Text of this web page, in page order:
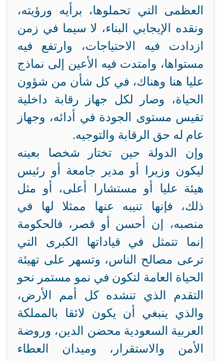
العظمى التي تحملوها، برأيه ورؤيته،
ونقده الإيجابي البناء، لا سيما في زمن
ازدادت فيه الاحتياجات، وارتفع فيه
مستواها، وامتدت فيه الأعين إلى نماذج
عليا هنا وهناك، في كل شأن من شؤون
الحياة، وصار لكل جهاز رقابة داخلية
تقيس مستوى الجودة في أدائه، وجهاز
عام له حق الرقابة والتوجيه.
وإن الدولة حين تختار شخصا بعينه
ليكون وزيرا أو مدير جامعة أو رئيس
هيئة عليا أو مستشارا أعلى، أو مثل
ذلك، فإنها تنيبه عنها ممثلا لها في
منصبه، إن أحسن أو قصر، فالحكومة
إنما تتمثل في قياداتها الكبرى التي
ترعى مصالح الناس، وتسهر على تهيئة
الحياة العامة لتكون في نمو مستمر نحو
التقدم الذي تنشده كل أمم الأرض،
والذي ينبغي أن يكون لائقا بالمملكة
العربية السعودية محضن الدين، وروضة
الأمن والاستقرار، وميدان العطاء